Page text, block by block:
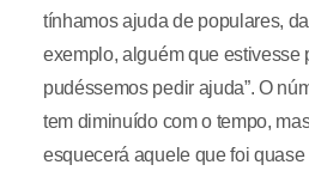
tínhamos ajuda de populares,
exemplo, alguém que estivesse
pudéssemos pedir ajuda”. O
tem diminuído com o tempo,
esquecerá aquele que foi